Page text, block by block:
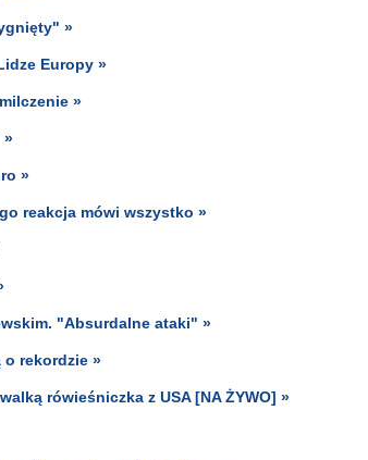
»
Europy »
»
»
»
reakcja mówi wszystko »
"Absurdalne ataki" »
o rekordzie »
rówieśniczka z USA [NA ŻYWO] »